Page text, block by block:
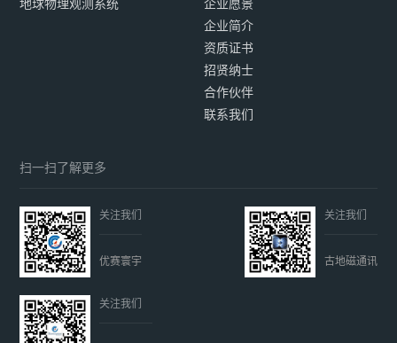
地球物理观测系统
企业愿景
企业简介
资质证书
招贤纳士
合作伙伴
联系我们
扫一扫了解更多
关注我们
优赛寰宇
关注我们
古地磁通讯
关注我们